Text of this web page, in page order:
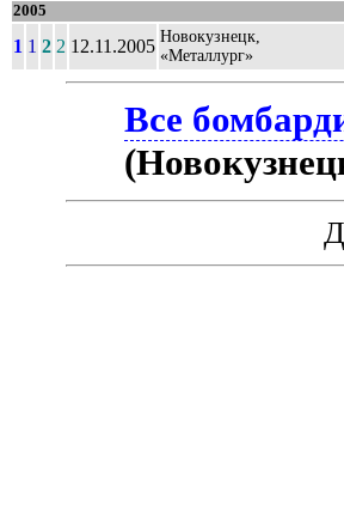
2005
1 1 2 2 12.11.2005 Новокузнецк,
«Металлург»
Все